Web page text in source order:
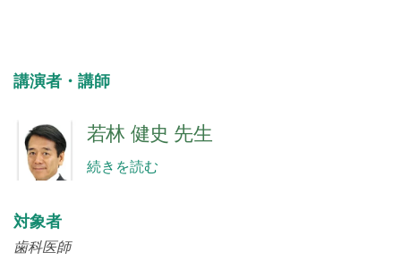
講演者・講師
若林 健史 先生
続きを読む
対象者
歯科医師